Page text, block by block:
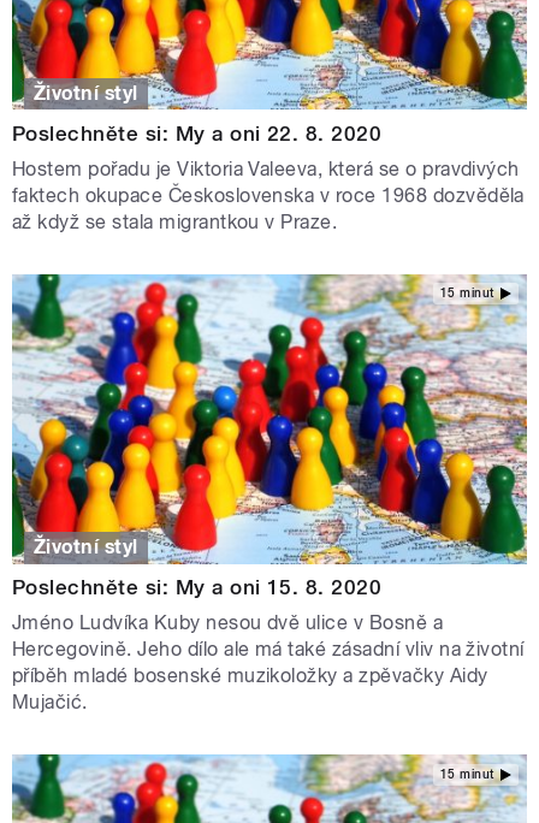
Životní styl
Poslechněte si: My a oni 22. 8. 2020
Hostem pořadu je Viktoria Valeeva, která se o pravdivých
faktech okupace Československa v roce 1968 dozvěděla
až když se stala migrantkou v Praze.
15 minut
Životní styl
Poslechněte si: My a oni 15. 8. 2020
Jméno Ludvíka Kuby nesou dvě ulice v Bosně a
Hercegovině. Jeho dílo ale má také zásadní vliv na životní
příběh mladé bosenské muzikoložky a zpěvačky Aidy
Mujačić.
15 minut